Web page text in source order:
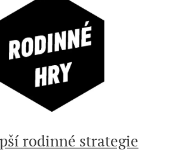
rodinné strategie